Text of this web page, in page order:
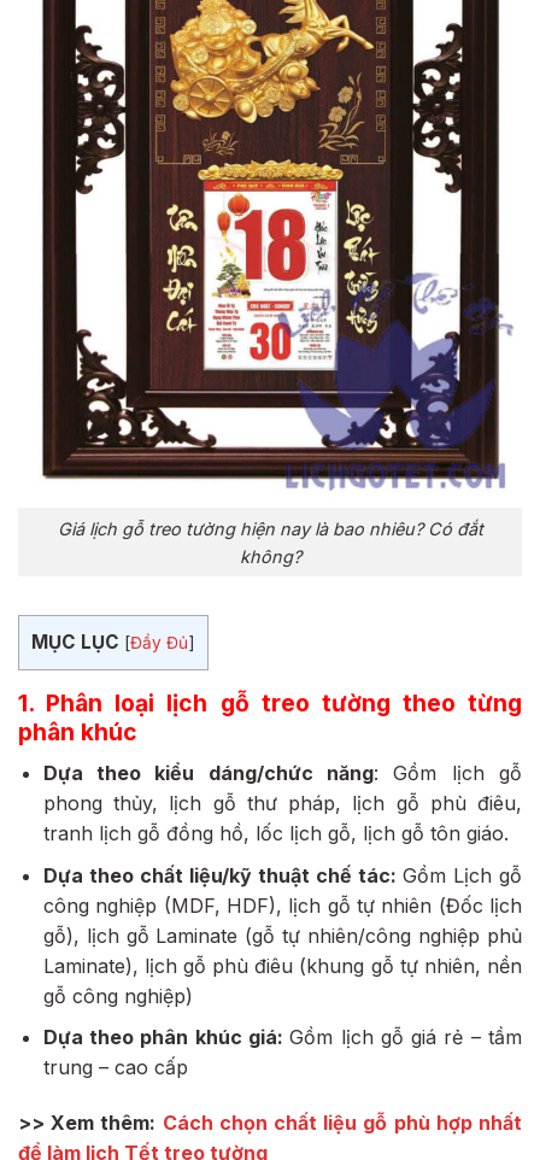
Giá lịch gỗ treo tường hiện nay là bao nhiêu? Có đắt
không?
MỤC LỤC [Đầy Đủ]
1. Phân loại lịch gỗ treo tường theo từng
phân khúc
Dựa theo kiểu dáng/chức năng: Gồm lịch gỗ
phong thủy, lịch gỗ thư pháp, lịch gỗ phù điêu,
tranh lịch gỗ đồng hồ, lốc lịch gỗ, lịch gỗ tôn giáo.
Dựa theo chất liệu/kỹ thuật chế tác: Gồm Lịch gỗ
công nghiệp (MDF, HDF), lịch gỗ tự nhiên (Đốc lịch
gỗ), lịch gỗ Laminate (gỗ tự nhiên/công nghiệp phủ
Laminate), lịch gỗ phù điêu (khung gỗ tự nhiên, nền
gỗ công nghiệp)
Dựa theo phân khúc giá:Gồm lịch gỗ giá rẻ – tầm
trung – cao cấp
>> Xem thêm: Cách chọn chất liệu gỗ phù hợp nhất
để làm lịch Tết treo tường